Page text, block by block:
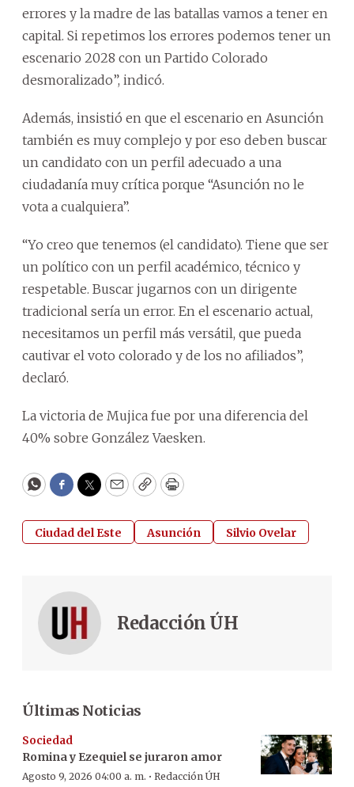
errores y la madre de las batallas vamos a tener en
capital. Si repetimos los errores podemos tener un
escenario 2028 con un Partido Colorado
desmoralizado”, indicó.
Además, insistió en que el escenario en Asunción
también es muy complejo y por eso deben buscar
un candidato con un perfil adecuado a una
ciudadanía muy crítica porque “Asunción no le
vota a cualquiera”.
“Yo creo que tenemos (el candidato). Tiene que ser
un político con un perfil académico, técnico y
respetable. Buscar jugarnos con un dirigente
tradicional sería un error. En el escenario actual,
necesitamos un perfil más versátil, que pueda
cautivar el voto colorado y de los no afiliados”,
declaró.
La victoria de Mujica fue por una diferencia del
40% sobre González Vaesken.
WhatsApp
Facebook
Twitter
EmailCopyPrint
Ciudad del Este Asunción Silvio Ovelar
Redacción ÚH
Últimas Noticias
Sociedad
Romina y Ezequiel se juraron amor
Agosto 9, 2026 04:00 a. m. · Redacción ÚH